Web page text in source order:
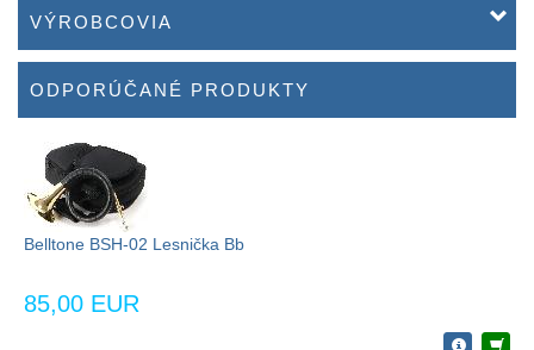
VÝROBCOVIA
ODPORÚČANÉ PRODUKTY
Belltone BSH-02 Lesnička Bb
85,00 EUR